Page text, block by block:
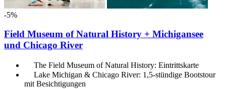
-5%
Field Museum of Natural History + Michigansee
und Chicago River
The Field Museum of Natural History: Eintrittskarte
Lake Michigan & Chicago River: 1,5-stündige Bootstour
mit Besichtigungen